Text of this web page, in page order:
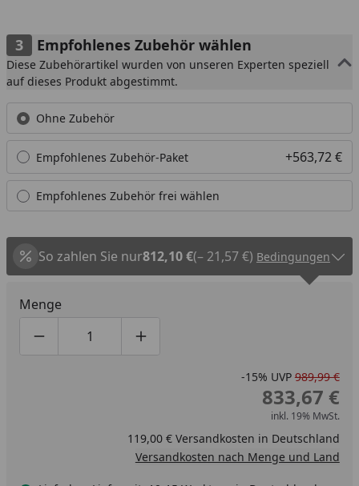
Empfohlenes Zubehör wählen
Diese Zubehörartikel wurden von unseren Experten speziell
auf dieses Produkt abgestimmt.
Ohne Zubehör
Empfohlenes Zubehör-Paket +563,72 €
Empfohlenes Zubehör frei wählen
So zahlen Sie nur812,10 €(– 21,57 €) Bedingungen
Menge
Produktmenge um eins verringern
Produktmenge manuell eingeben
Produktmenge um eins erhöhen
-15% UVP 989,99 €
833,67 €
inkl. 19% MwSt.
119,00 € Versandkosten in Deutschland
Versandkosten nach Menge und Land